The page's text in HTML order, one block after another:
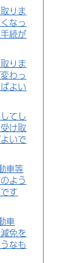
りま
なっ
続が
りま
わっ
よい
てし
け取
いで
車等
よう
す
車
免を
なも